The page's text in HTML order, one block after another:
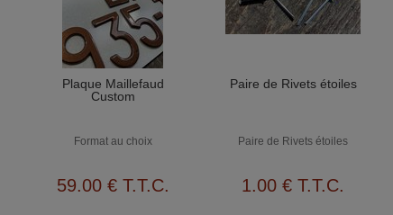
Plaque Maillefaud
Custom
Format au choix
59.00 € T.T.C.
Paire de Rivets étoiles
Paire de Rivets étoiles
1.00 € T.T.C.